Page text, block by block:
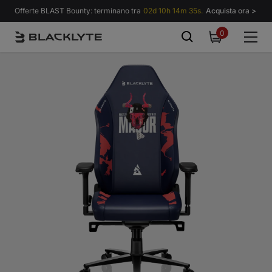
Vai al contenuto
Offerte BLAST Bounty: terminano tra 02d 10h 14m 31s. Acquista ora >
00